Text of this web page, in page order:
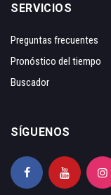
SERVICIOS
Preguntas frecuentes
Pronóstico del tiempo
Buscador
SÍGUENOS